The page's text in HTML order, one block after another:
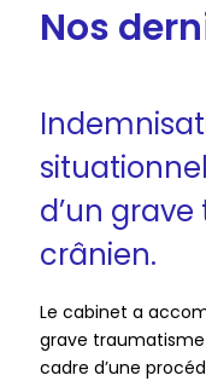
Nos
d’un
crânien.
Le cabinet a
grave traumatisme
cadre d’une